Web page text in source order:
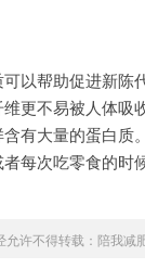
以帮助促进新陈
更不易被人体
有大量的蛋白
每次吃零食的
允许不得转载： 陪我减